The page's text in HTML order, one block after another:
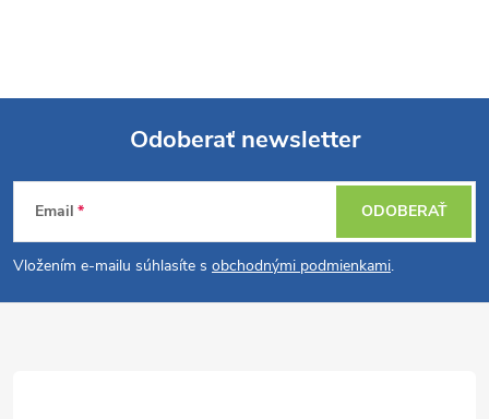
Z
á
p
Odoberať newsletter
Email
Vložením e-mailu súhlasíte s obchodnými podmienkami.
ODOBERAŤ